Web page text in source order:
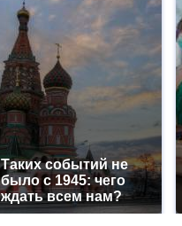
Таких событий не
было с 1945: чего
ждать всем нам?